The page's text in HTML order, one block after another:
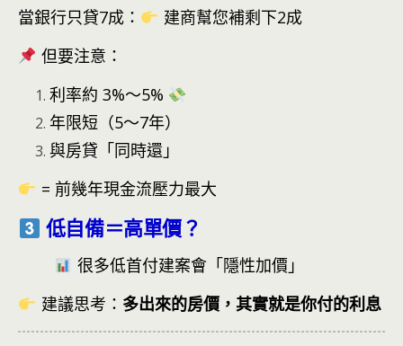
當銀行只貸7成：
建商幫您補剩下2成
但要注意：
利率約 3%～5%
年限短（5～7年）
與房貸「同時還」
= 前幾年現金流壓力最大
低自備＝高單價？
很多低首付建案會「隱性加價」
建議思考： 多出來的房價，其實就是你付的利息